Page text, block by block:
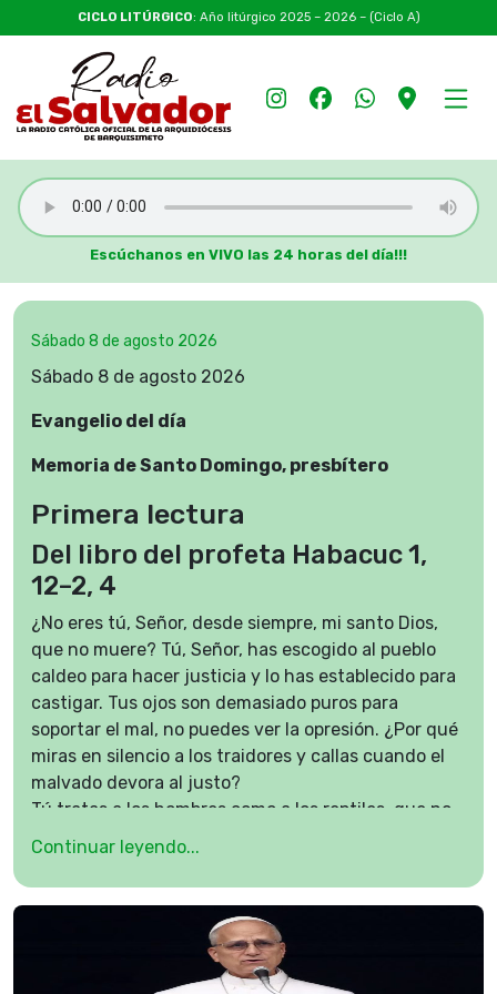
CICLO LITÚRGICO: Año litúrgico 2025 – 2026 – (Ciclo A)
Escúchanos en VIVO las 24 horas del día!!!
Sábado 8 de agosto 2026
Sábado 8 de agosto 2026
Evangelio del día
Memoria de Santo Domingo, presbítero
Primera lectura
Del libro del profeta Habacuc 1,
12–2, 4
¿No eres tú, Señor, desde siempre, mi santo Dios,
que no muere? Tú, Señor, has escogido al pueblo
caldeo para hacer justicia y lo has establecido para
castigar. Tus ojos son demasiado puros para
soportar el mal, no puedes ver la opresión. ¿Por qué
miras en silencio a los traidores y callas cuando el
malvado devora al justo?
Tú tratas a los hombres como a los reptiles, que no
tienen dueño, como a los peces del mar: el pueblo
caldeo los pesca con anzuelo, los atrae a su red, los
va amontonando y luego ríe satisfecho. Después
ofrece sacrificios a su anzuelo e incienso a su red,
porque le dieron rica presa y comida sustanciosa.
¿Y vas a permitir que siga llenando sus redes y
Continuar leyendo...